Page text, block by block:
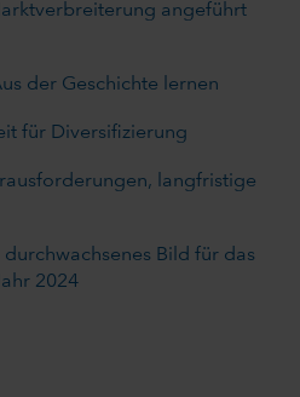
angeführt
der Geschichte lernen
für Diversifizierung
langfristige
Bild für das
2024